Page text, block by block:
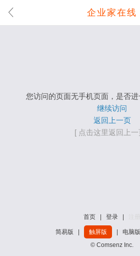
企业家在线
您访问的页面无手机页面，是否进
继续访问
返回上一页
[ 点击这里返回上一
首页 登录
简易版 触屏版 电脑版
© Comsenz Inc.